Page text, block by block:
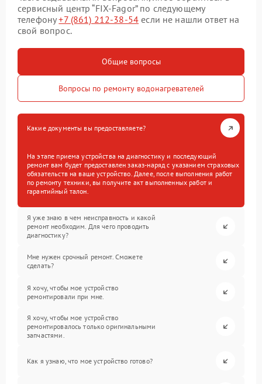
сервисный центр “FIX-Fagor” по следующему
телефону+7 (861) 212-38-54 если не нашли ответ на
свой вопрос.
Общие вопросы
Вопросы по ремонту водонагревателей
Какие документы вы предоставляете?
На этапе приема устройства на диагностику и последующий
ремонт вам будет предоставлен заказ-наряд с указанием страховых
обязательств на ваше устройство. Далее, после выполнения работ
по ремонту техники, вы получите акт выполненных работ и
гарантийный талон.
Я уже знаю в чем неисправность и какой
ремонт необходим. Для чего проводить
диагностику?
Мне нужен срочный ремонт. Сможете
сделать?
Я хочу, чтобы мое устройство
ремонтировали при мне.
Я хочу, чтобы мое устройство
ремонтировалось только оригинальными
запчастями.
Как я узнаю, что мое устройство готово?